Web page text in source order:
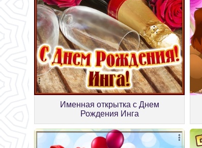
Именная открытка с Днем
Рождения Инга